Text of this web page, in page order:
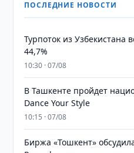
ПОСЛЕДНИЕ НОВОСТИ
Турпоток из Узбекистана
44,7%
10:30 · 07/08
В Ташкенте пройдет
Dance Your Style
10:15 · 07/08
Биржа «Тошкент»